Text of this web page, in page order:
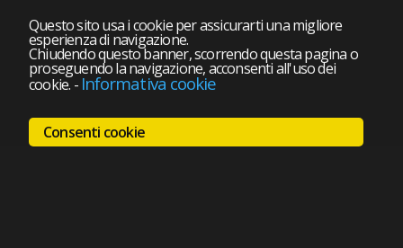
Questo sito usa i cookie per assicurarti una migliore
esperienza di navigazione.
Chiudendo questo banner, scorrendo questa pagina o
proseguendo la navigazione, acconsenti all'uso dei
cookie. - Informativa cookie
Consenti cookie